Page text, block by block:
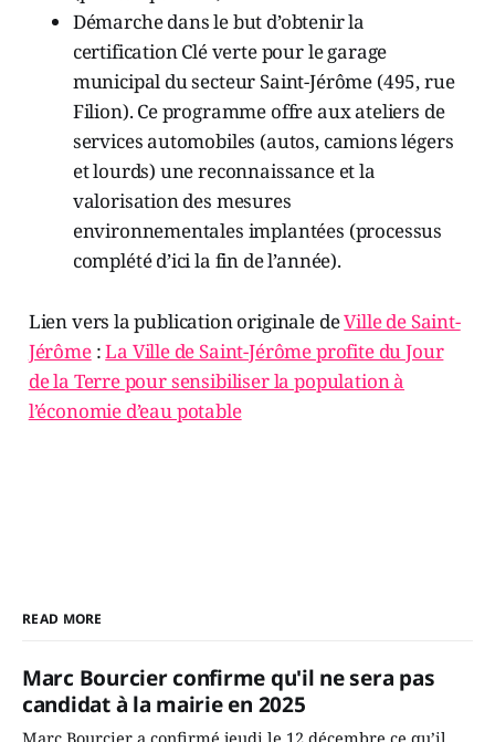
Démarche dans le but d’obtenir la
certification Clé verte pour le garage
municipal du secteur Saint-Jérôme (495, rue
Filion). Ce programme offre aux ateliers de
services automobiles (autos, camions légers
et lourds) une reconnaissance et la
valorisation des mesures
environnementales implantées (processus
complété d’ici la fin de l’année).
Lien vers la publication originale deVille de Saint-
Jérôme:La Ville de Saint-Jérôme profite du Jour
de la Terre pour sensibiliser la population à
l’économie d’eau potable
READ MORE
Marc Bourcier confirme qu'il ne sera pas
candidat à la mairie en 2025
Marc Bourcier a confirmé jeudi le 12 décembre ce qu’il